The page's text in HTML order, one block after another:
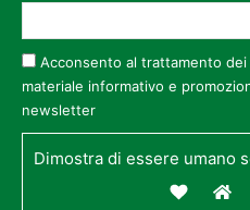
Acconsento al trattamento dei
materiale informativo e
newsletter
Dimostra di essere umano